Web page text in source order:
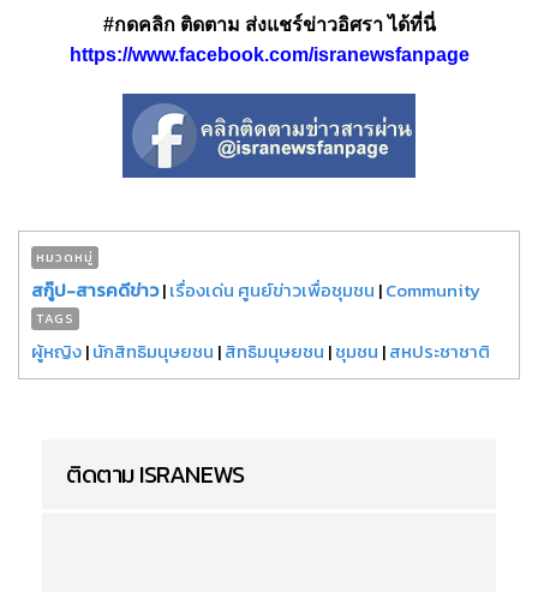
#กดคลิก ติดตาม ส่งแชร์ข่าวอิศรา ได้ที่นี่
https://www.facebook.com/isranewsfanpage
หมวดหมู่
สกู๊ป-สารคดีข่าว|เรื่องเด่น ศูนย์ข่าวเพื่อชุมชน |Community
TAGS
ผู้หญิง|นักสิทธิมนุษยชน |สิทธิมนุษยชน |ชุมชน |สหประชาชาติ
ติดตาม ISRANEWS